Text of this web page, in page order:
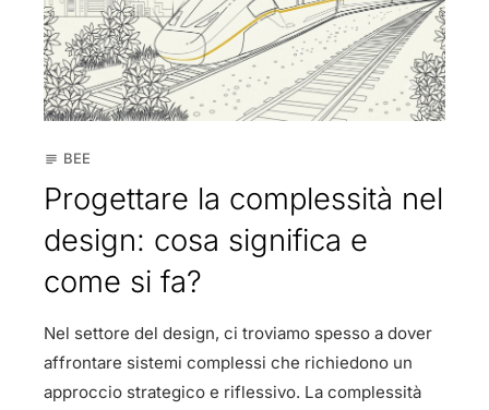
subject BEE
Progettare la complessità nel
design: cosa significa e
come si fa?
Nel settore del design, ci troviamo spesso a dover
affrontare sistemi complessi che richiedono un
approccio strategico e riflessivo. La complessità